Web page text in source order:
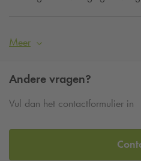
Meer
Andere vragen?
Vul dan het contactformulier in